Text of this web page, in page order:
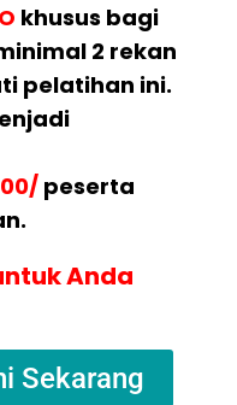
khusus bagi
2 rekan
pelatihan ini.
peserta
Anda
Sekarang